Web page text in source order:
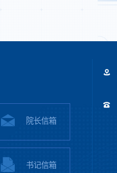
院长信箱
书记信箱